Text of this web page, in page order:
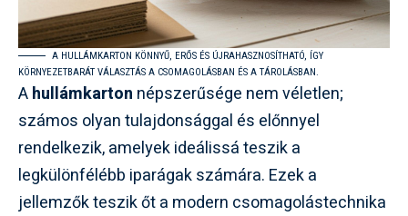
A HULLÁMKARTON KÖNNYŰ, ERŐS ÉS ÚJRAHASZNOSÍTHATÓ, ÍGY
KÖRNYEZETBARÁT VÁLASZTÁS A CSOMAGOLÁSBAN ÉS A TÁROLÁSBAN.
Ahullámkarton népszerűsége nem véletlen;
számos olyan tulajdonsággal és előnnyel
rendelkezik, amelyek ideálissá teszik a
legkülönfélébb iparágak számára. Ezek a
jellemzők teszik őt a modern csomagolástechnika